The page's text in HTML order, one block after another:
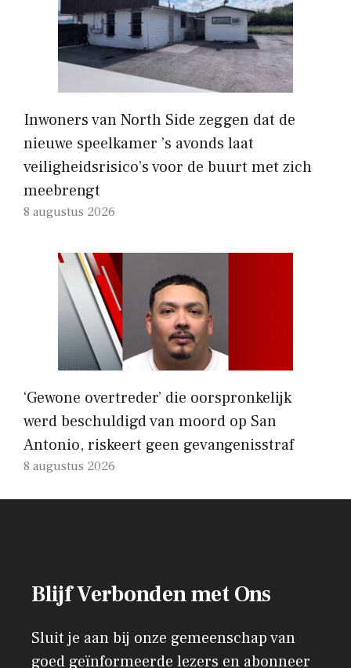
Inwoners van North Side zeggen dat de
nieuwe speelkamer ’s avonds laat
veiligheidsrisico’s voor de buurt met zich
meebrengt
8 augustus 2026
‘Gewone overtreder’ die oorspronkelijk
werd beschuldigd van moord op San
Antonio, riskeert geen gevangenisstraf
8 augustus 2026
Blijf Verbonden met Ons
Sluit je aan bij onze gemeenschap van
goed geïnformeerde lezers en abonneer